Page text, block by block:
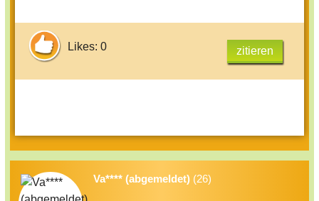
Likes: 0 zitieren
Va**** (abgemeldet) (26)